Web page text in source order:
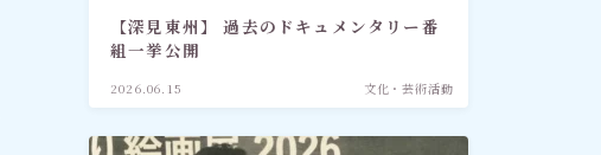
【深見東州】 過去のドキュメンタリー番
組一挙公開
2026.06.15 文化・芸術活動